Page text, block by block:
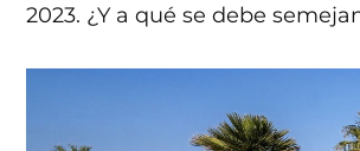
2023. ¿Y a qué se debe